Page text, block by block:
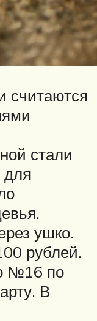
считаются
стали
для
ушко.
рублей.
№16 по
В